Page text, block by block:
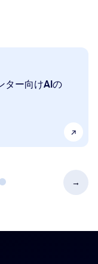
ター向けAIの